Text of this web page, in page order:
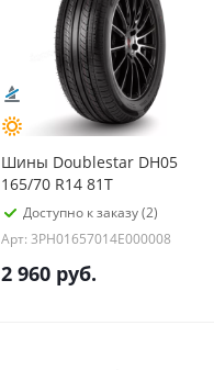
Шины Doublestar DH05
165/70 R14 81T
Доступно к заказу (2)
Арт: 3PH01657014E000008
2 960 руб.